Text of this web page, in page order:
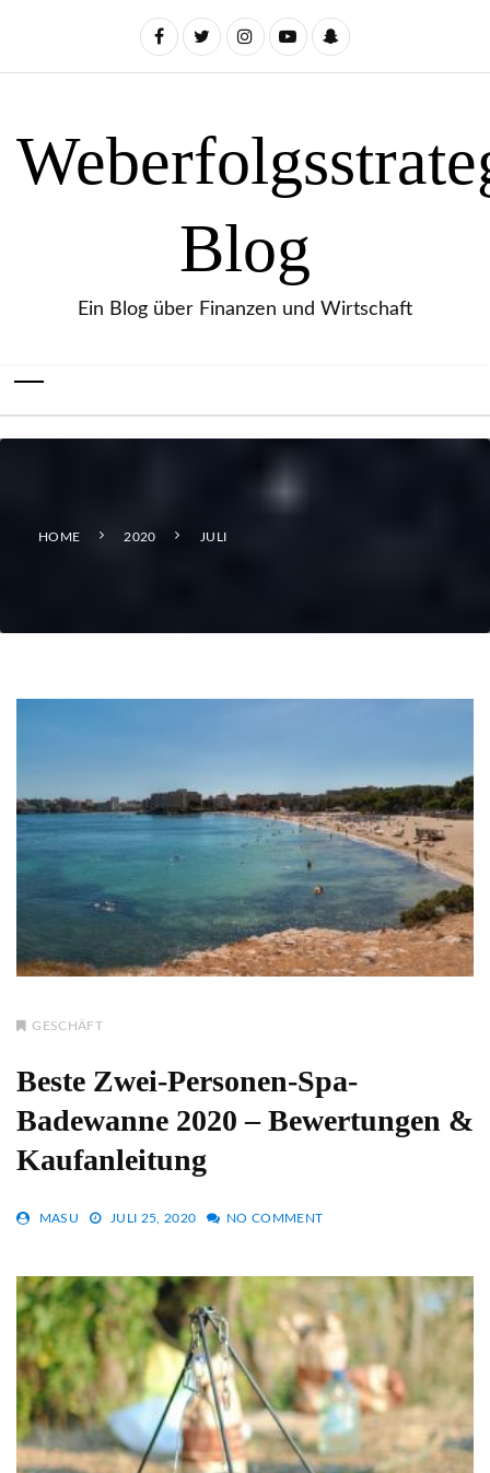
Blog
Ein Blog über Finanzen und Wirtschaft
HOME 2020 JULI
GESCHÄFT
Beste Zwei-Personen-Spa-
Badewanne 2020 – Bewertungen &
Kaufanleitung
MASU JULI 25, 2020 NO COMMENT